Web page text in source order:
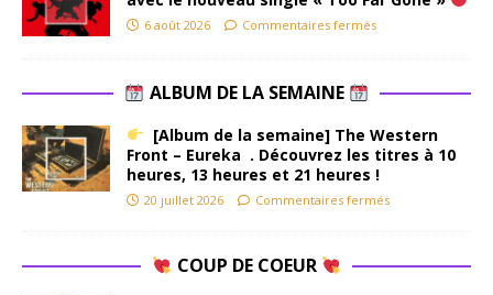
6 août 2026 Commentaires fermés
ALBUM DE LA SEMAINE
[Album de la semaine] The Western
Front – Eureka . Découvrez les titres à 10
heures, 13 heures et 21 heures !
20 juillet 2026 Commentaires fermés
COUP DE COEUR